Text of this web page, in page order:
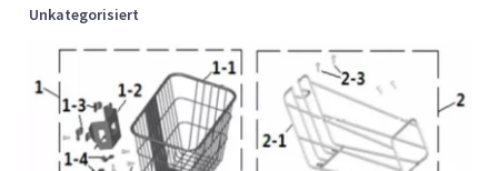
Unkategorisiert